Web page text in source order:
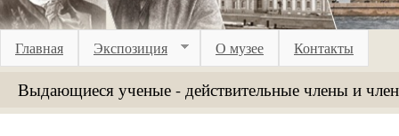
Главная Экспозиция О музее Контакты
Выдающиеся ученые - действительные члены и